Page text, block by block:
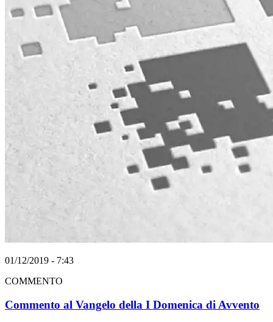
01/12/2019 - 7:43
COMMENTO
Commento al Vangelo della I Domenica di Avvento